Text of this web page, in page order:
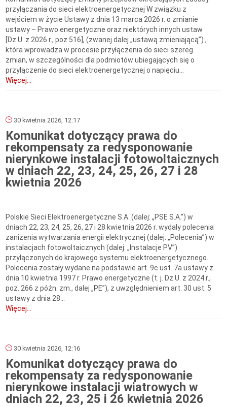
przyłączania do sieci elektroenergetycznej W związku z
wejściem w życie Ustawy z dnia 13 marca 2026 r. o zmianie
ustawy – Prawo energetyczne oraz niektórych innych ustaw
[Dz.U. z 2026 r., poz.516], (zwanej dalej „ustawą zmieniającą”) ,
która wprowadza w procesie przyłączenia do sieci szereg
zmian, w szczególności dla podmiotów ubiegających się o
przyłączenie do sieci elektroenergetycznej o napięciu...
Więcej...
30 kwietnia 2026, 12:17
Komunikat dotyczący prawa do
rekompensaty za redysponowanie
nierynkowe instalacji fotowoltaicznych
w dniach 22, 23, 24, 25, 26, 27 i 28
kwietnia 2026
Polskie Sieci Elektroenergetyczne S.A. (dalej: „PSE S.A.”) w
dniach 22, 23, 24, 25, 26, 27 i 28 kwietnia 2026 r. wydały polecenia
zaniżenia wytwarzania energii elektrycznej (dalej: „Polecenia”) w
instalacjach fotowoltaicznych (dalej: „Instalacje PV”)
przyłączonych do krajowego systemu elektroenergetycznego.
Polecenia zostały wydane na podstawie art. 9c ust. 7a ustawy z
dnia 10 kwietnia 1997 r. Prawo energetyczne (t. j. Dz.U. z 2024 r.,
poz. 266 z późn. zm., dalej „PE”), z uwzględnieniem art. 30 ust. 5
ustawy z dnia 28...
Więcej...
30 kwietnia 2026, 12:16
Komunikat dotyczący prawa do
rekompensaty za redysponowanie
nierynkowe instalacji wiatrowych w
dniach 22, 23, 25 i 26 kwietnia 2026